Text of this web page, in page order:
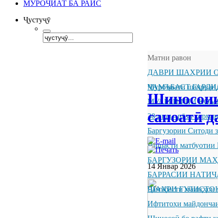
МУРОҶИАТ БА РАИС
Ҷустуҷӯ
Матни равон
ДАВРИ ШАҲРИИ
ҶАМЪБАСТ
Муроҷиати
МУАРРИФИИ
30 июл - рӯзи
Баргузории Ситоди
Нишасти матбуотии
БАРГУЗОРИИ
БАРРАСИИ
ШАҲРИ
Ҷамъбасти машқҳои
Ифтитоҳи
саноатӣ
14 Январ 2026